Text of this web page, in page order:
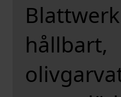
hållbart,